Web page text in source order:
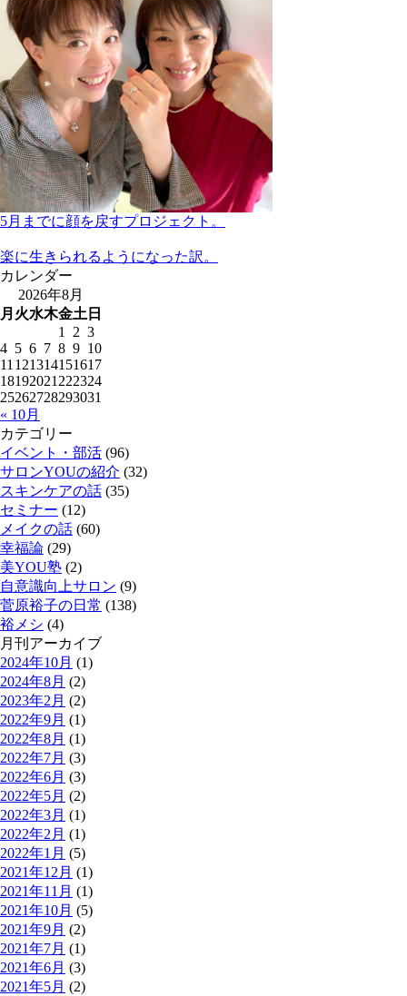
5月までに顔を戻すプロジェクト。
楽に生きられるようになった訳。
カレンダー
2026年8月
月 火水木金土 日
1
2 3
4 5 6 7 8 9 10
11 121314151617
18192021 222324
25262728293031
« 10月
カテゴリー
イベント・部活 (96)
サロンYOUの紹介 (32)
スキンケアの話 (35)
セミナー (12)
メイクの話 (60)
幸福論 (29)
美YOU塾 (2)
自意識向上サロン (9)
菅原裕子の日常 (138)
裕メシ (4)
月刊アーカイブ
2024年10月 (1)
2024年8月 (2)
2023年2月 (2)
2022年9月 (1)
2022年8月 (1)
2022年7月 (3)
2022年6月 (3)
2022年5月 (2)
2022年3月 (1)
2022年2月 (1)
2022年1月 (5)
2021年12月 (1)
2021年11月 (1)
2021年10月 (5)
2021年9月 (2)
2021年7月 (1)
2021年6月 (3)
2021年5月 (2)